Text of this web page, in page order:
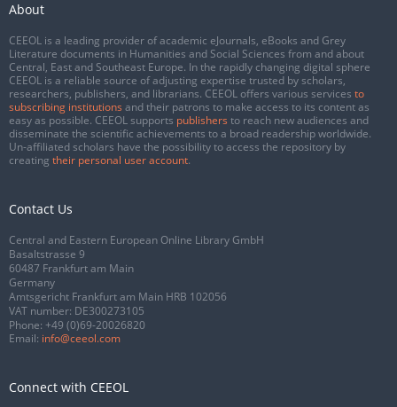
About
CEEOL is a leading provider of academic eJournals, eBooks and Grey
Literature documents in Humanities and Social Sciences from and about
Central, East and Southeast Europe. In the rapidly changing digital sphere
CEEOL is a reliable source of adjusting expertise trusted by scholars,
researchers, publishers, and librarians. CEEOL offers various services to
subscribing institutions and their patrons to make access to its content as
easy as possible. CEEOL supports publishers to reach new audiences and
disseminate the scientific achievements to a broad readership worldwide.
Un-affiliated scholars have the possibility to access the repository by
creating their personal user account.
Contact Us
Central and Eastern European Online Library GmbH
Basaltstrasse 9
60487 Frankfurt am Main
Germany
Amtsgericht Frankfurt am Main HRB 102056
VAT number: DE300273105
Phone: +49 (0)69-20026820
Email: info@ceeol.com
Connect with CEEOL